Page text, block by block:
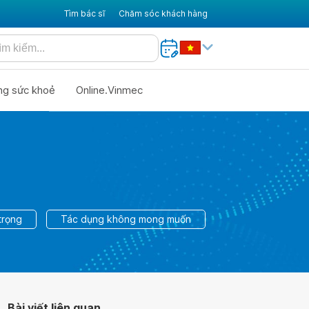
Tìm bác sĩ Chăm sóc khách hàng
sức khoẻ Online.Vinmec
Tác dụng không mong muốn